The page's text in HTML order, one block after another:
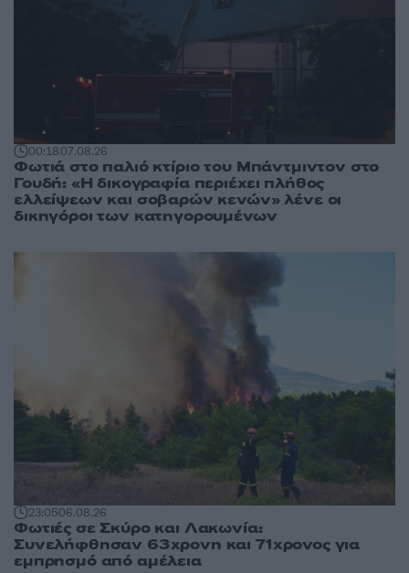
00:1807.08.26
Φωτιά στο παλιό κτίριο του Μπάντμιντον στο
Γουδή: «Η δικογραφία περιέχει πλήθος
ελλείψεων και σοβαρών κενών» λένε οι
δικηγόροι των κατηγορουμένων
23:0506.08.26
Φωτιές σε Σκύρο και Λακωνία:
Συνελήφθησαν 63χρονη και 71χρονος για
εμπρησμό από αμέλεια